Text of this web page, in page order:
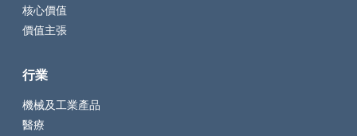
核心價值
價值主張
行業
機械及工業產品
醫療